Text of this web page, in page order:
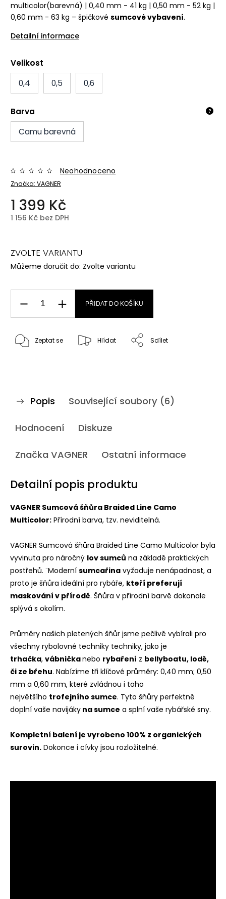
multicolor(barevná) | 0,40 mm - 41 kg | 0,50 mm - 52 kg |
0,60 mm - 63 kg – špičkové sumcové vybavení.
Detailní informace
Velikost
0,4
0,5 0,6
Barva ?
Camu barevná
Značka: VAGNER
Neohodnoceno
1 399 Kč
1 156 Kč bez DPH
ZVOLTE VARIANTU
Můžeme doručit do: Zvolte variantu
PŘIDAT DO KOŠÍKU
Zeptat se Hlídat Sdílet
Popis Související soubory (6)
Hodnocení Diskuze
Značka VAGNER Ostatní informace
Detailní popis produktu
VAGNER Sumcová šňůra Braided Line Camo
Multicolor: Přírodní barva, tzv. neviditelná.
VAGNER Sumcová šňůra Braided Line Camo Multicolor byla
vyvinuta pro náročný lov sumců na základě praktických
postřehů. ¨Moderní sumcařina vyžaduje nenápadnost, a
proto je šňůra ideální pro rybáře, kteří preferují
maskování v přírodě. Šňůra v přírodní barvě dokonale
splývá s okolím.
Průměry našich pletených šňůr jsme pečlivě vybírali pro
všechny rybolovné techniky techniky, jako je
trhačka, vábničkanebo rybaření z bellyboatu, lodě,
či ze břehu. Nabízíme tři klíčové průměry: 0,40 mm; 0,50
mm a 0,60 mm, které zvládnou i toho
největšího trofejního sumce. Tyto šňůry perfektně
doplní vaše navijáky na sumce a splní vaše rybářské sny.
Kompletní balení je vyrobeno 100% z organických
surovin. Dokonce i cívky jsou rozložitelné.